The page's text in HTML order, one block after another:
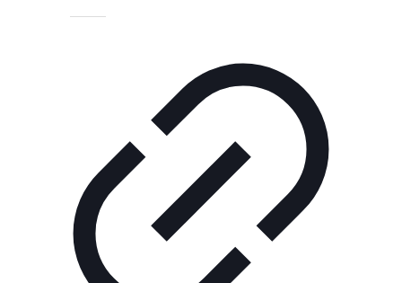
Технологии
читателя
Блокчейн
О
нас